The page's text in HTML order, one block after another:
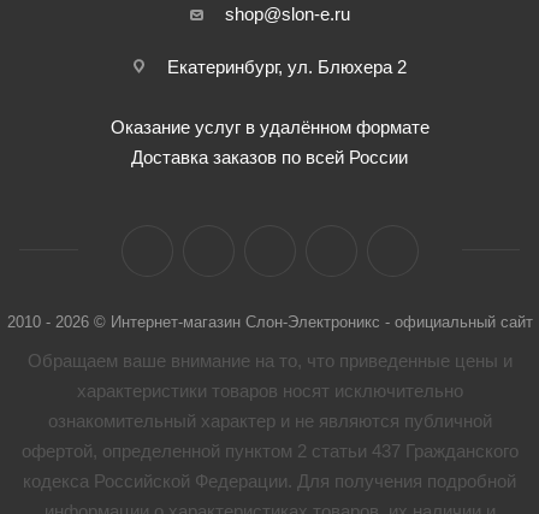
shop@slon-e.ru
Екатеринбург, ул. Блюхера 2
Оказание услуг в удалённом формате
Доставка заказов по всей России
2010 - 2026 © Интернет-магазин Слон-Электроникс - официальный сайт
Обращаем ваше внимание на то, что приведенные цены и
характеристики товaров носят исключительно
ознакомительный характер и не являются публичной
офертой, определенной пунктом 2 статьи 437 Гражданского
кодекса Российской Федерации. Для получения подробной